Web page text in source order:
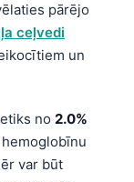
pārējo
ceļvedi
un
no 2.0%
var būt